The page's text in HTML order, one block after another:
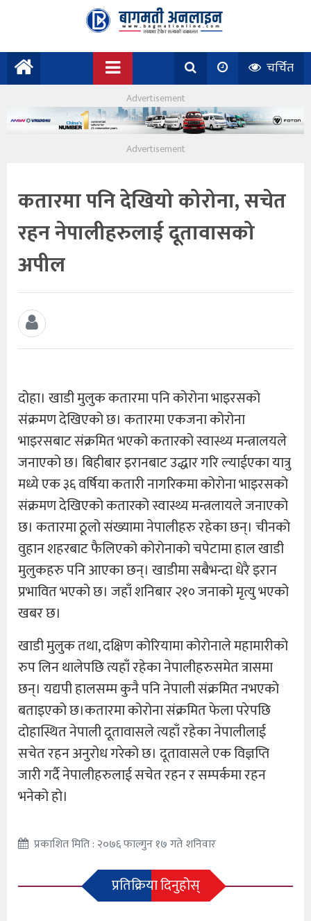
चर्चित
कतारमा पनि देखियो कोरोना, सचेत
रहन नेपालीहरुलाई दूतावासको
अपील
दोहा। खाडी मुलुक कतारमा पनि कोरोना भाइरसको
संक्रमण देखिएको छ। कतारमा एकजना कोरोना
भाइरसबाट संक्रमित भएको कतारको स्वास्थ्य मन्त्रालयले
जनाएको छ। बिहीबार इरानबाट उद्धार गरि ल्याईएका यात्रु
मध्ये एक ३६ वर्षिया कतारी नागरिकमा कोरोना भाइरसको
संक्रमण देखिएको कतारको स्वास्थ्य मन्त्रलायले जनाएको
छ। कतारमा ठूलो संख्यामा नेपालीहरु रहेका छन्। चीनको
वुहान शहरबाट फैलिएको कोरोनाको चपेटामा हाल खाडी
मुलुकहरु पनि आएका छन्। खाडीमा सबैभन्दा धेरै इरान
प्रभावित भएको छ। जहाँ शनिबार २१० जनाको मृत्यु भएको
खबर छ।
खाडी मुलुक तथा, दक्षिण कोरियामा कोरोनाले महामारीको
रुप लिन थालेपछि त्यहाँ रहेका नेपालीहरुसमेत त्रासमा
छन्। यद्यपी हालसम्म कुनै पनि नेपाली संक्रमित नभएको
बताइएको छ।कतारमा कोरोना संक्रमित फेला परेपछि
दोहास्थित नेपाली दूतावासले त्यहाँ रहेका नेपालीलाई
सचेत रहन अनुरोध गरेको छ। दूतावासले एक विज्ञप्ति
जारी गर्दै नेपालीहरुलाई सचेत रहन र सम्पर्कमा रहन
भनेको हो।
प्रकाशित मिति : २०७६ फाल्गुन १७ गते शनिवार
प्रतिक्रिया दिनुहोस्